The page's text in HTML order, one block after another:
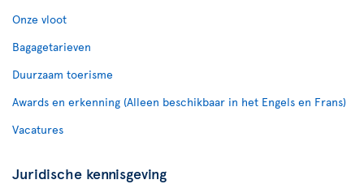
Onze vloot
Bagagetarieven
Duurzaam toerisme
Awards en erkenning (Alleen beschikbaar in het Engels en Frans)
Vacatures
Juridische kennisgeving